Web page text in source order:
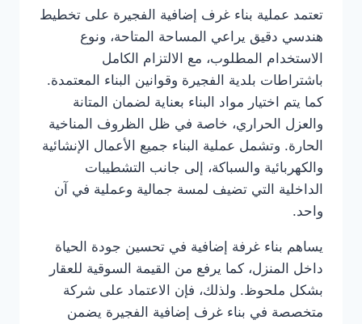
تعتمد عملية بناء غرف إضافية الفجيرة على تخطيط
هندسي دقيق يراعي المساحة المتاحة، ونوع
الاستخدام المطلوب، مع الالتزام الكامل
باشتراطات بلدية الفجيرة وقوانين البناء المعتمدة.
كما يتم اختيار مواد البناء بعناية لضمان المتانة
والعزل الحراري، خاصة في ظل الظروف المناخية
الحارة. وتشمل عملية البناء جميع الأعمال الإنشائية
والكهربائية والسباكة، إلى جانب التشطيبات
الداخلية التي تضيف لمسة جمالية وعملية في آن
واحد.
يساهم بناء غرفة إضافية في تحسين جودة الحياة
داخل المنزل، كما يرفع من القيمة السوقية للعقار
بشكل ملحوظ. ولذلك، فإن الاعتماد على شركة
متخصصة في بناء غرف إضافية الفجيرة يضمن